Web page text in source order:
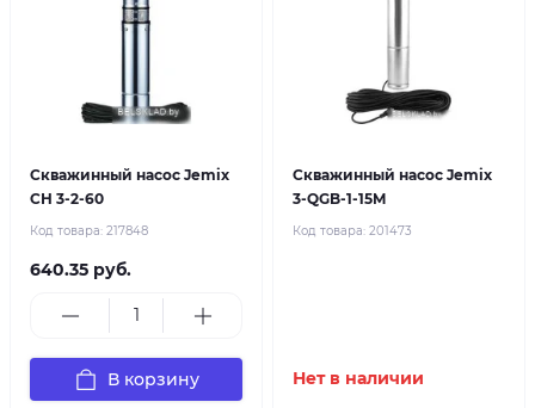
Скважинный насос Jemix
СН 3-2-60
Код товара: 217848
640.35 руб.
В корзину
Скважинный насос Jemix
3-QGB-1-15M
Код товара: 201473
Нет в наличии